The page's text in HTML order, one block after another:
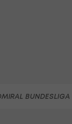
BUNDESLIGA